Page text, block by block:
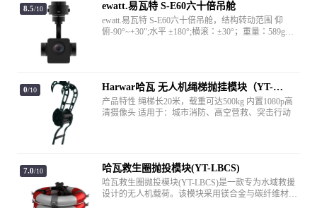
8.5/10 ewatt.易瓦特 S-E60六十倍吊舱
ewatt.易瓦特 S-E60六十倍吊舱，结构转动范围 仰
俯-90°~+30";水平 ±180°;横滚∶±30°；重量∶589g；
0/10
Harwar哈瓦 无人机绳梯抛挂模块（YT-
RLCS）
产品特性 绳梯长20米，载重可达500kg 内置1080p高
清摄像头 适用于：城市消防、高空营救、突击行动
7.0/10 哈瓦救生圈抛投模块(YT-LBCS)
哈瓦救生圈抛投模块(YT-LBCS)是一款专为水域救援
设计的无人机载荷。该模块采用镁合金与碳纤维材